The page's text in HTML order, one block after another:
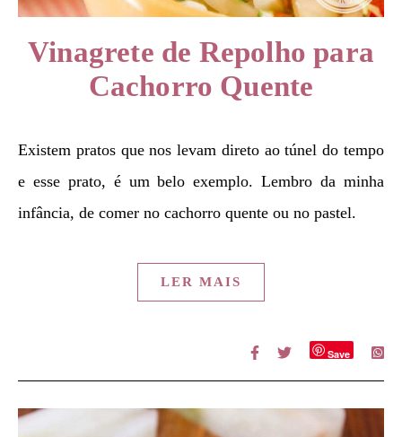
Vinagrete de Repolho para
Cachorro Quente
Existem pratos que nos levam direto ao túnel do tempo
e esse prato, é um belo exemplo. Lembro da minha
infância, de comer no cachorro quente ou no pastel.
LER MAIS
Save